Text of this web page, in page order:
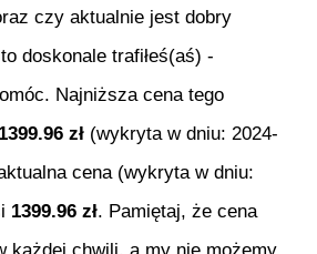
czy aktualnie jest dobry
doskonale trafiłeś(aś) -
Najniższa cena tego
1399.96 zł (wykryta w dniu: 2024-
cena (wykryta w dniu:
1399.96 zł. Pamiętaj, że cena